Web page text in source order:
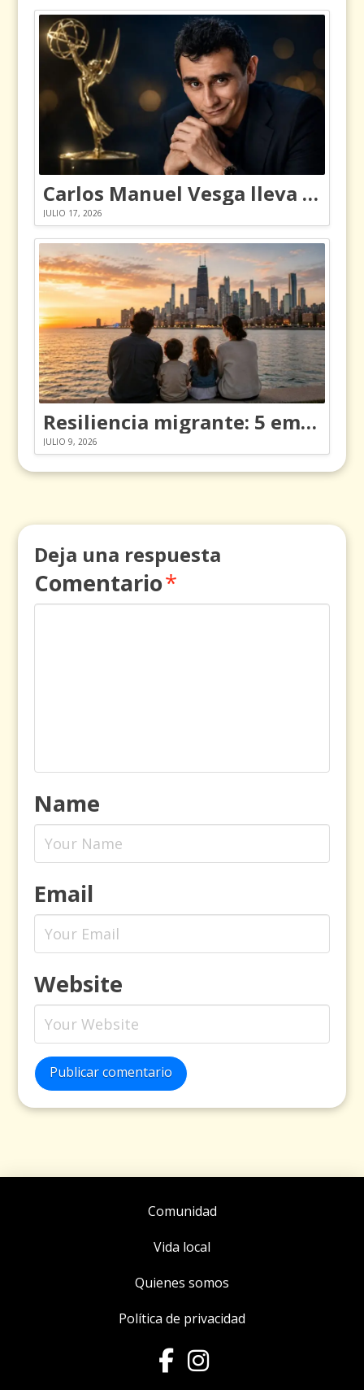
Carlos Manuel Vesga lleva el nombre de Colombia a los Emmy
JULIO 17, 2026
Resiliencia migrante: 5 emociones y cómo gestionarlas
JULIO 9, 2026
Deja una respuesta
Comentario*
Name
Email
Website
Publicar comentario
Comunidad
Vida local
Quienes somos
Política de privacidad